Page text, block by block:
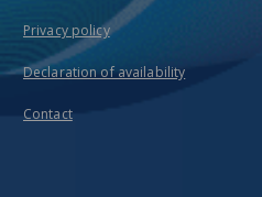
Privacy policy
Declaration of availability
Contact